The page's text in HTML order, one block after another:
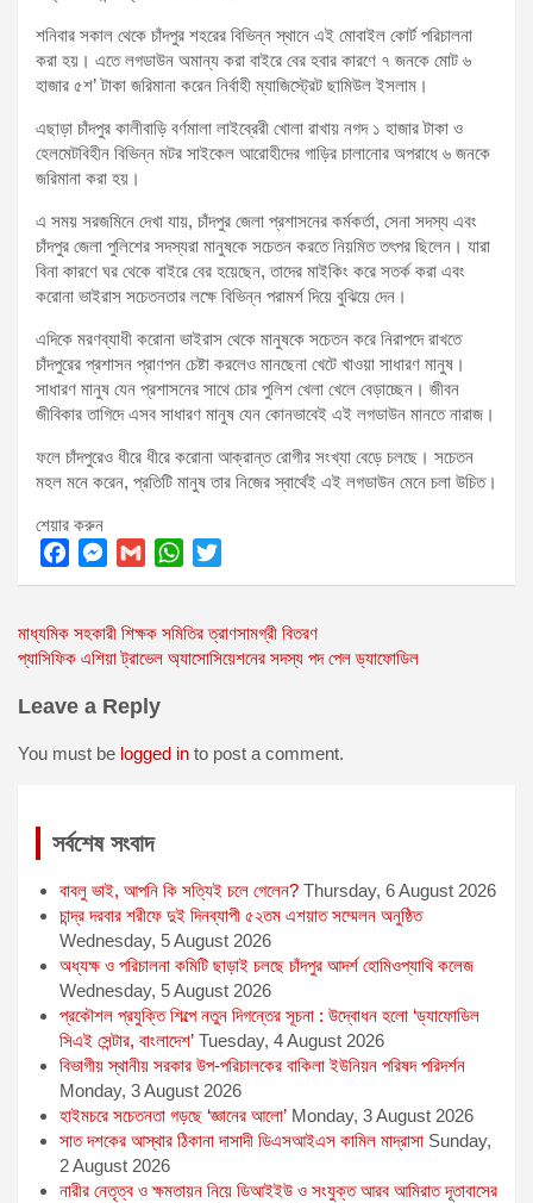
শনিবার সকাল থেকে চাঁদপুর শহরের বিভিন্ন স্থানে এই মোবাইল কোর্ট পরিচালনা
করা হয়। এতে লগডাউন অমান্য করা বাইরে বের হবার কারণে ৭ জনকে মোট ৬
হাজার ৫শ’ টাকা জরিমানা করেন নির্বাহী ম্যাজিস্ট্রেট ছামিউল ইসলাম।
এছাড়া চাঁদপুর কালীবাড়ি বর্ণমালা লাইব্রেরী খোলা রাখায় নগদ ১ হাজার টাকা ও
হেলমেটবিহীন বিভিন্ন মটর সাইকেল আরোহীদের গাড়ির চালানোর অপরাধে ৬ জনকে
জরিমানা করা হয়।
এ সময় সরজমিনে দেখা যায়, চাঁদপুর জেলা প্রশাসনের কর্মকর্তা, সেনা সদস্য এবং
চাঁদপুর জেলা পুলিশের সদস্যরা মানুষকে সচেতন করতে নিয়মিত তৎপর ছিলেন। যারা
বিনা কারণে ঘর থেকে বাইরে বের হয়েছেন, তাদের মাইকিং করে সতর্ক করা এবং
করোনা ভাইরাস সচেতনতার লক্ষে বিভিন্ন পরামর্শ দিয়ে বুঝিয়ে দেন।
এদিকে মরণব্যাধী করোনা ভাইরাস থেকে মানুষকে সচেতন করে নিরাপদে রাখতে
চাঁদপুরের প্রশাসন প্রাণপন চেষ্টা করলেও মানছেনা খেটে খাওয়া সাধারণ মানুষ।
সাধারণ মানুষ যেন প্রশাসনের সাথে চোর পুলিশ খেলা খেলে বেড়াচ্ছেন। জীবন
জীবিকার তাগিদে এসব সাধারণ মানুষ যেন কোনভাবেই এই লগডাউন মানতে নারাজ।
ফলে চাঁদপুরেও ধীরে ধীরে করোনা আক্রান্ত রোগীর সংখ্যা বেড়ে চলছে। সচেতন
মহল মনে করেন, প্রতিটি মানুষ তার নিজের স্বার্থেই এই লগডাউন মেনে চলা উচিত।
শেয়ার করুন
F
c
e
o
M
s
s
g
G
a
W
a
t
A
p
T
i
t
r
Post
navigation
মাধ্যমিক সহকারী শিক্ষক সমিতির ত্রাণসামগ্রী বিতরণ
প্যাসিফিক এশিয়া ট্রাভেল অ্যাসোসিয়েশনের সদস্য পদ পেল ড্যাফোডিল
Leave a Reply
You must be logged in to post a comment.
সর্বশেষ সংবাদ
বাবলু ভাই, আপনি কি সত্যিই চলে গেলেন? Thursday, 6 August 2026
চান্দ্র দরবার শরীফে দুই দিনব্যাপী ৫২তম এশয়াত সম্মেলন অনুষ্ঠিত
Wednesday, 5 August 2026
অধ্যক্ষ ও পরিচালনা কমিটি ছাড়াই চলছে চাঁদপুর আদর্শ হোমিওপ্যাথি কলেজ
Wednesday, 5 August 2026
প্রকৌশল প্রযুক্তি শিল্পে নতুন দিগন্তের সূচনা : উদ্বোধন হলো ‘ড্যাফোডিল
সিএই সেন্টার, বাংলাদেশ’ Tuesday, 4 August 2026
বিভাগীয় স্থানীয় সরকার উপ-পরিচালকের বাকিলা ইউনিয়ন পরিষদ পরিদর্শন
Monday, 3 August 2026
হাইমচরে সচেতনতা গড়ছে ‘জ্ঞানের আলো’ Monday, 3 August 2026
সাত দশকের আস্থার ঠিকানা দাসাদী ডিএসআইএস কামিল মাদ্রাসা Sunday,
2 August 2026
নারীর নেতৃত্ব ও ক্ষমতায়ন নিয়ে ডিআইইউ ও সংযুক্ত আরব আমিরাত দূতাবাসের